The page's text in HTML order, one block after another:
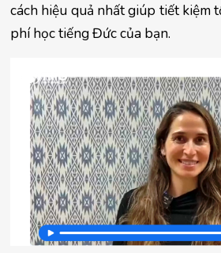
cách hiệu quả nhất giúp tiết kiệm
phí học tiếng Đức của bạn.